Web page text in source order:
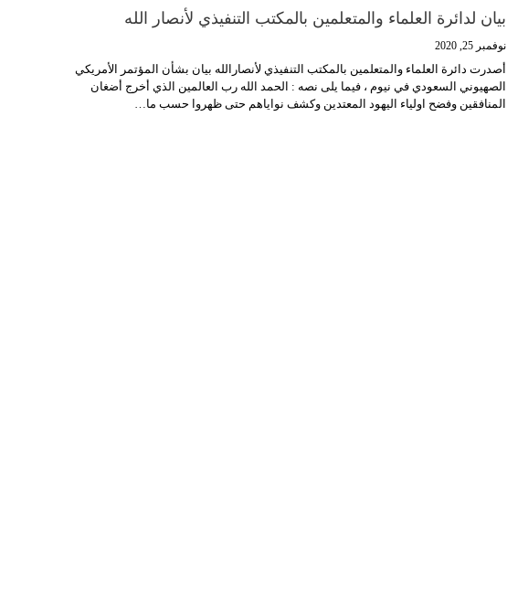
بيان لدائرة العلماء والمتعلمين بالمكتب التنفيذي لأنصار الله
نوفمبر 25, 2020
أصدرت دائرة العلماء والمتعلمين بالمكتب التنفيذي لأنصارالله بيان بشأن المؤتمر الأمريكي
الصهيوني السعودي في نيوم ، فيما يلى نصه : الحمد الله رب العالمين الذي أخرج أضغان
المنافقين وفضح اولياء اليهود المعتدين وكشف نواياهم حتى ظهروا حسب ما…